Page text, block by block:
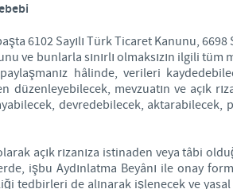
6102 Sayılı Türk Ticaret Kanunu, 6698
ve bunlarla sınırlı olmaksızın ilgili
hâlinde, verileri
düzenleyebilecek, mevzuatın ve açık
devredebilecek,
açık rızanıza istinaden veya tâbi
işbu Aydınlatma Beyânı ile onay
tedbirleri de alınarak işlenecek ve